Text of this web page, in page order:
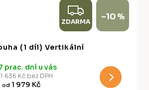
Z
D
A
ZDARMA –10 %
(1 díl) Vertikální
prac. dní u vás
636 Kč bez DPH
od 1 979 Kč